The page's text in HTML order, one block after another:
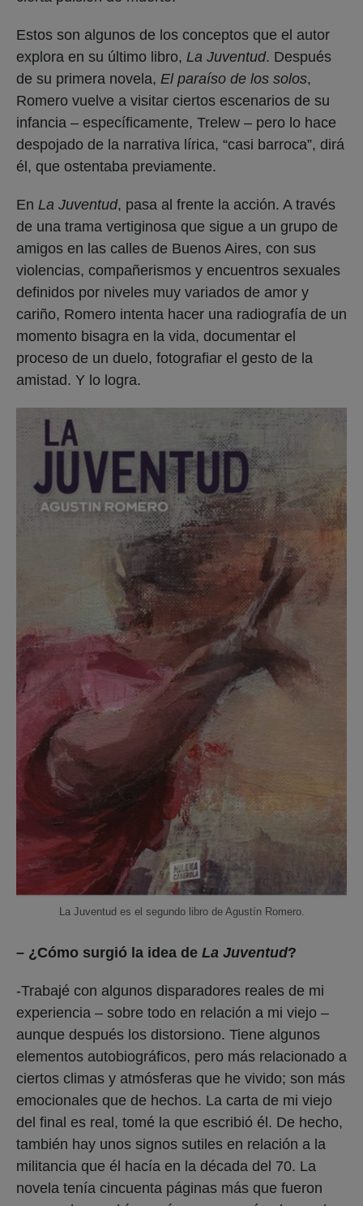
Estos son algunos de los conceptos que el autor
explora en su último libro, La Juventud. Después
de su primera novela, El paraíso de los solos,
Romero vuelve a visitar ciertos escenarios de su
infancia – específicamente, Trelew – pero lo hace
despojado de la narrativa lírica, “casi barroca”, dirá
él, que ostentaba previamente.
En La Juventud, pasa al frente la acción. A través
de una trama vertiginosa que sigue a un grupo de
amigos en las calles de Buenos Aires, con sus
violencias, compañerismos y encuentros sexuales
definidos por niveles muy variados de amor y
cariño, Romero intenta hacer una radiografía de un
momento bisagra en la vida, documentar el
proceso de un duelo, fotografiar el gesto de la
amistad. Y lo logra.
La Juventud es el segundo libro de Agustín Romero.
– ¿Cómo surgió la idea de La Juventud?
-Trabajé con algunos disparadores reales de mi
experiencia – sobre todo en relación a mi viejo –
aunque después los distorsiono. Tiene algunos
elementos autobiográficos, pero más relacionado a
ciertos climas y atmósferas que he vivido; son más
emocionales que de hechos. La carta de mi viejo
del final es real, tomé la que escribió él. De hecho,
también hay unos signos sutiles en relación a la
militancia que él hacía en la década del 70. La
novela tenía cincuenta páginas más que fueron